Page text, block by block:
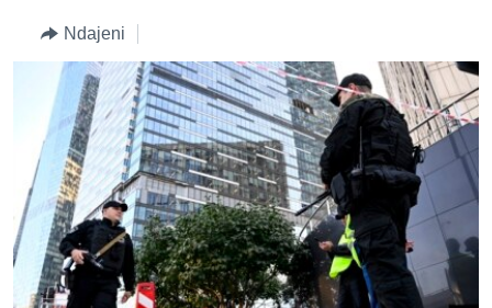
MJEDISI
KULTURË
SHKENCË DHE TEKNOLOGJI
SHËNDETËSI
INTERVISTA
DITARI
Gjuhët
Ndajeni